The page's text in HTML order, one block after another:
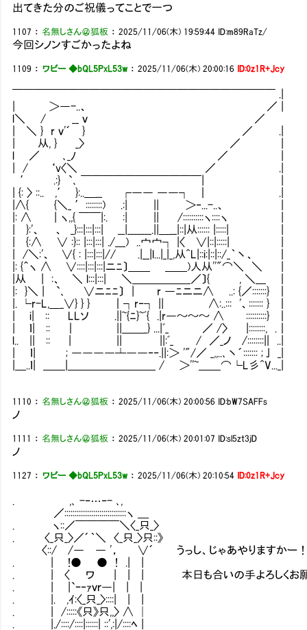
出てきた分のご祝儀ってことで一つ
1107 ： 名無しさん＠狐板 ：2025/11/06(木) 19:59:44 ID:m89RaTz/
今回シノンすごかったよね
1109 ： ワビー ◆bQL5PxL53w ：2025/11/06(木) 20:00:16 ID:0z1R+Jcy
￣￣￣￣￣￣￣￣￣￣￣￣￣￣￣￣￣￣￣￣￣￣￣￣ .|
| ＞―-..、 ／ |
l＼ / __ ｖ ／
| ＼ } r ｖ'´ } ／ .|
| 从, } _〉 ／ |
l ／ ､_ﾉ ／ |
| / ‘v〈＼ ／ .|
′ .:} `､ ￣￣￣￣￣￣￣￣￣￣￣| |
| {: 〉 ::.. ,′ }:..＿__ ┌―― ――┐ ｜ .|
|∧{ {＼_ ′::::::::) .:| || ＞‐...-..、 |
|: ∧ | ヽ,,{ ￣￣|:. :| || /::::::::::ヽ::::ヽ |
| }:'、 、 _}:::|:::|:::| __|_______.||＿__|::|从:::::: |:::::| |
| {:∧ ∨ :}:: |:::|:::| ./___) ..宀宀┐ |〈 ∨|::|:::::| |
| /＼:'、 ∨{ : |:::|:::|// .|__|l...|_|_,从^L|::i:|::|::/_｀丶、 ｜
|: {＾ヽ ∧ ∨::::|:::|:::|ニﾆ〕＿＿ ＿＿)人从''"⌒＼ ＼ |
|从 | :、 ＼ l:::|:::| ＼＿＿＿＿＿_／〕{ , ＼___ ｜
|: }＼ | `､ ∨ニﾆﾆ〕 | r ―ﾆニニ∧ ..: {／:::::::} ｜
|. └r-L,＿_∨} } } ｜┐r‐┐ || ∧:..::: '、::::::: } ｜
| i| :: LLソ .||~{ﾆ}~ﾞ{ .|r―～～～ ∧ ::::::::::} ｜
| ｌ| :: ｜ ||＿＿_} ...|ﾞ_ ／ /〉 |::::::::, .｜
l.. || :: | || ||:ﾞ_ / ／_ノ /::::::::|| ..|
| ｌ| ; ――――┴――‐‐.||:＞ '"/／ _,,..､丶´::::::: ;亅 _|
|＿..ｌ| ＿＿|＿＿＿＿＿＿＿＿ / ＞''~＿＿⌒└L彡^V..._|
1110 ： 名無しさん＠狐板 ：2025/11/06(木) 20:00:56 ID:bW7SAFFs
ノ
1111 ： 名無しさん＠狐板 ：2025/11/06(木) 20:01:07 ID:sl5zt3jD
ノ
1127 ： ワビー ◆bQL5PxL53w ：2025/11/06(木) 20:10:54 ID:0z1R+Jcy
. ,､ -‐…‐- ､,
／::::::::::::::::::::::::::::::ヽ ＿
. ヽ::／￣￣￣￣＼〈_只_〉
. 〈_只_〉／´｀＼ 〈_只_〉只::》
〈::/ /― ― '， ∨´ うっし、じゃあやりますかー
. | !● ● ! .| |
. | 〈 ワ | | | 本日も合いの手よろしくお願い
. | |`ｰ‐ｧｖｒ―| | |
. |. ,ｲ:〈_只_〉::::| | |
. | /:::::《只》只,,〉 ∧ │
. |./::::/::::|::::::| ::',:|/::::ﾍ |